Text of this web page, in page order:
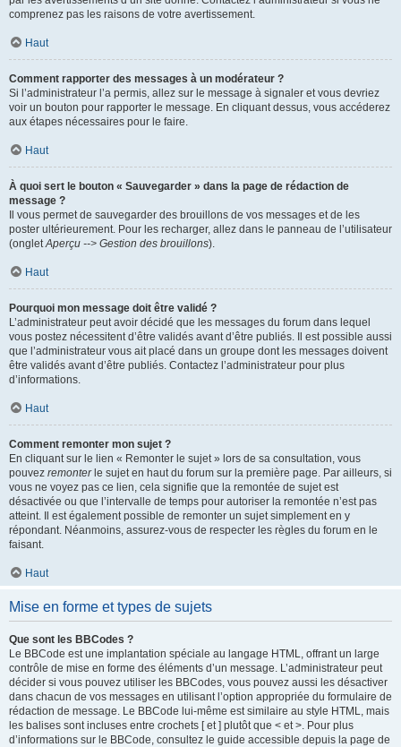
comprenez pas les raisons de votre avertissement.
Haut
Comment rapporter des messages à un modérateur ?
Si l’administrateur l’a permis, allez sur le message à signaler et vous devriez
voir un bouton pour rapporter le message. En cliquant dessus, vous accéderez
aux étapes nécessaires pour le faire.
Haut
À quoi sert le bouton « Sauvegarder » dans la page de rédaction de
message ?
Il vous permet de sauvegarder des brouillons de vos messages et de les
poster ultérieurement. Pour les recharger, allez dans le panneau de l’utilisateur
(ongletAperçu --> Gestion des brouillons).
Haut
Pourquoi mon message doit être validé ?
L’administrateur peut avoir décidé que les messages du forum dans lequel
vous postez nécessitent d’être validés avant d’être publiés. Il est possible aussi
que l’administrateur vous ait placé dans un groupe dont les messages doivent
être validés avant d’être publiés. Contactez l’administrateur pour plus
d’informations.
Haut
Comment remonter mon sujet ?
En cliquant sur le lien « Remonter le sujet » lors de sa consultation, vous
pouvez remonterle sujet en haut du forum sur la première page. Par ailleurs, si
vous ne voyez pas ce lien, cela signifie que la remontée de sujet est
désactivée ou que l’intervalle de temps pour autoriser la remontée n’est pas
atteint. Il est également possible de remonter un sujet simplement en y
répondant. Néanmoins, assurez-vous de respecter les règles du forum en le
faisant.
Haut
Mise en forme et types de sujets
Que sont les BBCodes ?
Le BBCode est une implantation spéciale au langage HTML, offrant un large
contrôle de mise en forme des éléments d’un message. L’administrateur peut
décider si vous pouvez utiliser les BBCodes, vous pouvez aussi les désactiver
dans chacun de vos messages en utilisant l’option appropriée du formulaire de
rédaction de message. Le BBCode lui-même est similaire au style HTML, mais
les balises sont incluses entre crochets [ et ] plutôt que < et >. Pour plus
d’informations sur le BBCode, consultez le guide accessible depuis la page de